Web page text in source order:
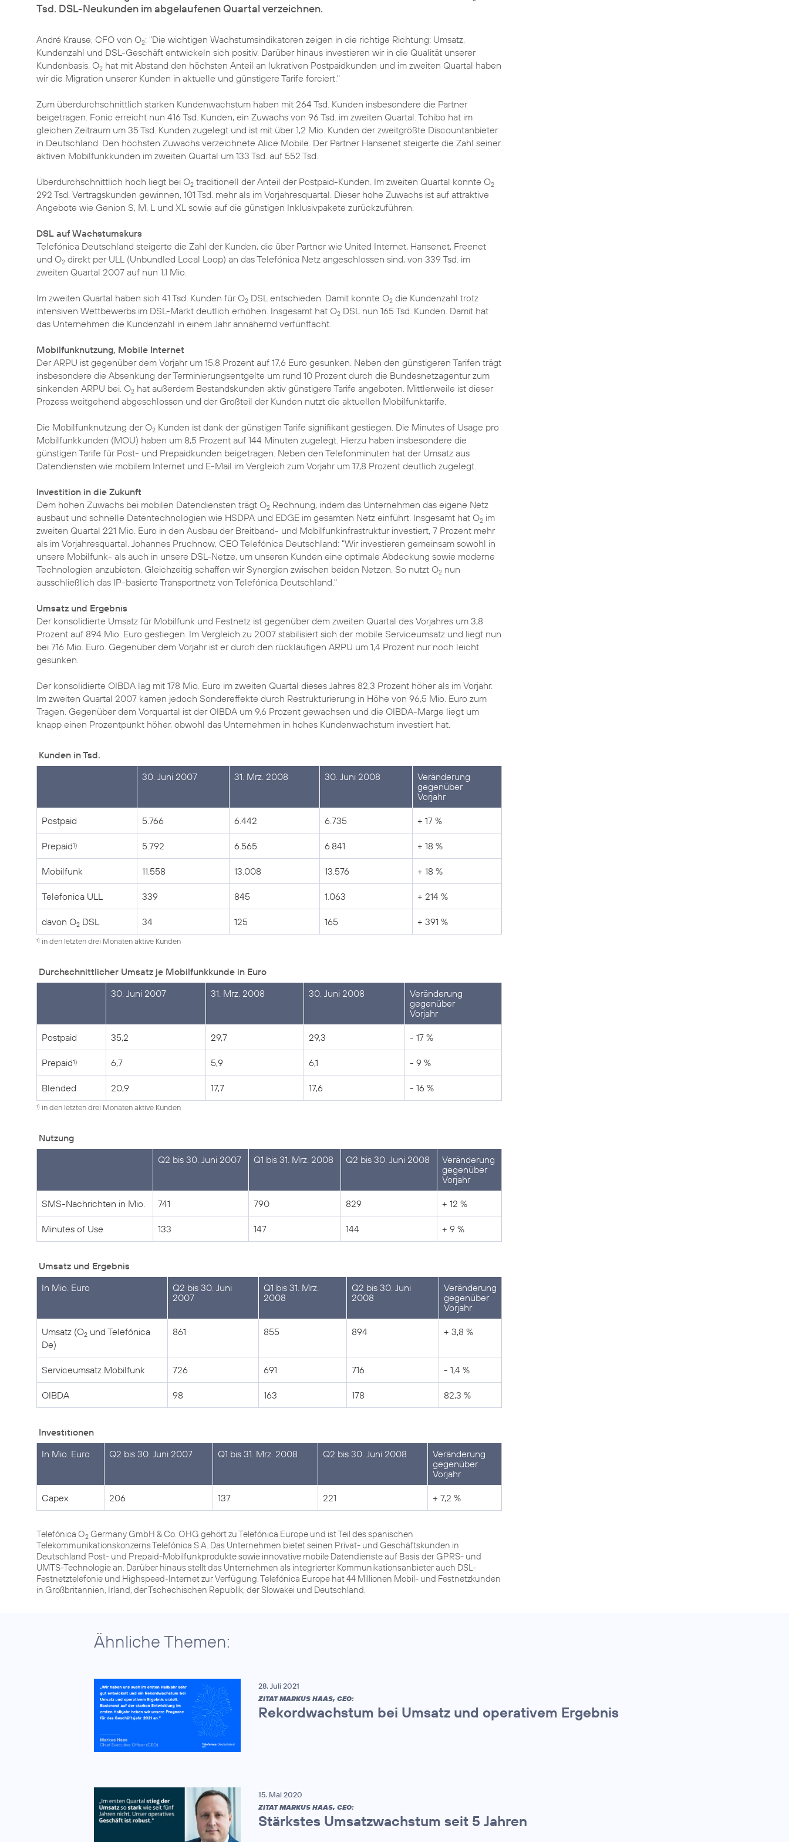
Tsd. DSL-Neukunden im abgelaufenen Quartal verzeichnen.
André Krause, CFO von O2: "Die wichtigen Wachstumsindikatoren zeigen in die richtige Richtung: Umsatz,
Kundenzahl und DSL-Geschäft entwickeln sich positiv. Darüber hinaus investieren wir in die Qualität unserer
Kundenbasis. O2 hat mit Abstand den höchsten Anteil an lukrativen Postpaidkunden und im zweiten Quartal haben
wir die Migration unserer Kunden in aktuelle und günstigere Tarife forciert."
Zum überdurchschnittlich starken Kundenwachstum haben mit 264 Tsd. Kunden insbesondere die Partner
beigetragen. Fonic erreicht nun 416 Tsd. Kunden, ein Zuwachs von 96 Tsd. im zweiten Quartal. Tchibo hat im
gleichen Zeitraum um 35 Tsd. Kunden zugelegt und ist mit über 1,2 Mio. Kunden der zweitgrößte Discountanbieter
in Deutschland. Den höchsten Zuwachs verzeichnete Alice Mobile. Der Partner Hansenet steigerte die Zahl seiner
aktiven Mobilfunkkunden im zweiten Quartal um 133 Tsd. auf 552 Tsd.
Überdurchschnittlich hoch liegt bei O2 traditionell der Anteil der Postpaid-Kunden. Im zweiten Quartal konnte O2
292 Tsd. Vertragskunden gewinnen, 101 Tsd. mehr als im Vorjahresquartal. Dieser hohe Zuwachs ist auf attraktive
Angebote wie Genion S, M, L und XL sowie auf die günstigen Inklusivpakete zurückzuführen.
DSL auf Wachstumskurs
Telefónica Deutschland steigerte die Zahl der Kunden, die über Partner wie United Internet, Hansenet, Freenet
und O2 direkt per ULL (Unbundled Local Loop) an das Telefónica Netz angeschlossen sind, von 339 Tsd. im
zweiten Quartal 2007 auf nun 1,1 Mio.
Im zweiten Quartal haben sich 41 Tsd. Kunden für O2 DSL entschieden. Damit konnte O2 die Kundenzahl trotz
intensiven Wettbewerbs im DSL-Markt deutlich erhöhen. Insgesamt hat O2 DSL nun 165 Tsd. Kunden. Damit hat
das Unternehmen die Kundenzahl in einem Jahr annähernd verfünffacht.
Mobilfunknutzung, Mobile Internet
Der ARPU ist gegenüber dem Vorjahr um 15,8 Prozent auf 17,6 Euro gesunken. Neben den günstigeren Tarifen trägt
insbesondere die Absenkung der Terminierungsentgelte um rund 10 Prozent durch die Bundesnetzagentur zum
sinkenden ARPU bei. O2 hat außerdem Bestandskunden aktiv günstigere Tarife angeboten. Mittlerweile ist dieser
Prozess weitgehend abgeschlossen und der Großteil der Kunden nutzt die aktuellen Mobilfunktarife.
Die Mobilfunknutzung der O2 Kunden ist dank der günstigen Tarife signifikant gestiegen. Die Minutes of Usage pro
Mobilfunkkunden (MOU) haben um 8,5 Prozent auf 144 Minuten zugelegt. Hierzu haben insbesondere die
günstigen Tarife für Post- und Prepaidkunden beigetragen. Neben den Telefonminuten hat der Umsatz aus
Datendiensten wie mobilem Internet und E-Mail im Vergleich zum Vorjahr um 17,8 Prozent deutlich zugelegt.
Investition in die Zukunft
Dem hohen Zuwachs bei mobilen Datendiensten trägt O2 Rechnung, indem das Unternehmen das eigene Netz
ausbaut und schnelle Datentechnologien wie HSDPA und EDGE im gesamten Netz einführt. Insgesamt hat O2 im
zweiten Quartal 221 Mio. Euro in den Ausbau der Breitband- und Mobilfunkinfrastruktur investiert, 7 Prozent mehr
als im Vorjahresquartal. Johannes Pruchnow, CEO Telefónica Deutschland: "Wir investieren gemeinsam sowohl in
unsere Mobilfunk- als auch in unsere DSL-Netze, um unseren Kunden eine optimale Abdeckung sowie moderne
Technologien anzubieten. Gleichzeitig schaffen wir Synergien zwischen beiden Netzen. So nutzt O2 nun
ausschließlich das IP-basierte Transportnetz von Telefónica Deutschland."
Umsatz und Ergebnis
Der konsolidierte Umsatz für Mobilfunk und Festnetz ist gegenüber dem zweiten Quartal des Vorjahres um 3,8
Prozent auf 894 Mio. Euro gestiegen. Im Vergleich zu 2007 stabilisiert sich der mobile Serviceumsatz und liegt nun
bei 716 Mio. Euro. Gegenüber dem Vorjahr ist er durch den rückläufigen ARPU um 1,4 Prozent nur noch leicht
gesunken.
Der konsolidierte OIBDA lag mit 178 Mio. Euro im zweiten Quartal dieses Jahres 82,3 Prozent höher als im Vorjahr.
Im zweiten Quartal 2007 kamen jedoch Sondereffekte durch Restrukturierung in Höhe von 96,5 Mio. Euro zum
Tragen. Gegenüber dem Vorquartal ist der OIBDA um 9,6 Prozent gewachsen und die OIBDA-Marge liegt um
knapp einen Prozentpunkt höher, obwohl das Unternehmen in hohes Kundenwachstum investiert hat.
Kunden in Tsd.
30. Juni 2007
31. Mrz. 2008 30. Juni 2008
Veränderung
gegenüber
Vorjahr
Postpaid 5.766 6.442 6.735 + 17 %
Prepaid1) 5.792 6.565 6.841 + 18 %
Mobilfunk 11.558 13.008 13.576 + 18 %
Telefonica ULL 339 845 1.063 + 214 %
davon O2 DSL 34 125 165 + 391 %
1) in den letzten drei Monaten aktive Kunden
Durchschnittlicher Umsatz je Mobilfunkkunde in Euro
30. Juni 2007
31. Mrz. 2008 30. Juni 2008
Veränderung
gegenüber
Vorjahr
Postpaid 35,2 29,7 29,3 - 17 %
Prepaid1) 6,7 5,9 6,1 - 9 %
Blended 20,9 17,7 17,6 - 16 %
1) in den letzten drei Monaten aktive Kunden
Nutzung
Q2 bis 30. Juni 2007
Q1 bis 31. Mrz. 2008 Q2 bis 30. Juni 2008
Veränderung
gegenüber
Vorjahr
SMS-Nachrichten in Mio. 741 790 829 + 12 %
Minutes of Use 133 147 144 + 9 %
Umsatz und Ergebnis
In Mio. Euro
Q2 bis 30. Juni
2007
Q1 bis 31. Mrz.
2008
Q2 bis 30. Juni
2008
Veränderung
gegenüber
Vorjahr
Umsatz (O2 und Telefónica
De)
861 855 894 + 3,8 %
Serviceumsatz Mobilfunk 726 691 716 - 1,4 %
OIBDA 98 163 178 82,3 %
Investitionen
In Mio. Euro
Q2 bis 30. Juni 2007 Q1 bis 31. Mrz. 2008 Q2 bis 30. Juni 2008
Veränderung
gegenüber
Vorjahr
Capex 206 137 221 + 7,2 %
Telefónica O2 Germany GmbH & Co. OHG gehört zu Telefónica Europe und ist Teil des spanischen
Telekommunikationskonzerns Telefónica S.A. Das Unternehmen bietet seinen Privat- und Geschäftskunden in
Deutschland Post- und Prepaid-Mobilfunkprodukte sowie innovative mobile Datendienste auf Basis der GPRS- und
UMTS-Technologie an. Darüber hinaus stellt das Unternehmen als integrierter Kommunikationsanbieter auch DSL-
Festnetztelefonie und Highspeed-Internet zur Verfügung. Telefónica Europe hat 44 Millionen Mobil- und Festnetzkunden
in Großbritannien, Irland, der Tschechischen Republik, der Slowakei und Deutschland.
Ähnliche Themen:
28. Juli 2021
ZITAT MARKUS HAAS, CEO:
Rekordwachstum bei Umsatz und operativem Ergebnis
15. Mai 2020
ZITAT MARKUS HAAS, CEO:
Stärkstes Umsatzwachstum seit 5 Jahren